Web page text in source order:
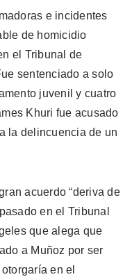
e incidentes
de homicidio
el Tribunal de
sentenciado a solo
juvenil y cuatro
Khuri fue acusado
la delincuencia de un
acuerdo “deriva de
en el Tribunal
que alega que
a Muñoz por ser
en el